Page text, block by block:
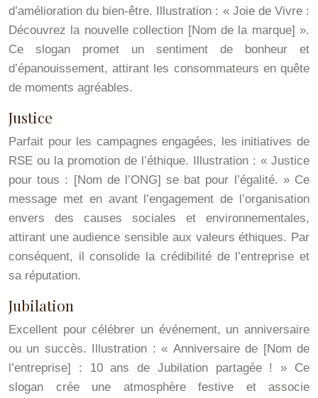
d’amélioration du bien-être. Illustration : « Joie de Vivre :
Découvrez la nouvelle collection [Nom de la marque] ».
Ce slogan promet un sentiment de bonheur et
d’épanouissement, attirant les consommateurs en quête
de moments agréables.
Justice
Parfait pour les campagnes engagées, les initiatives de
RSE ou la promotion de l’éthique. Illustration : « Justice
pour tous : [Nom de l’ONG] se bat pour l’égalité. » Ce
message met en avant l’engagement de l’organisation
envers des causes sociales et environnementales,
attirant une audience sensible aux valeurs éthiques. Par
conséquent, il consolide la crédibilité de l’entreprise et
sa réputation.
Jubilation
Excellent pour célébrer un événement, un anniversaire
ou un succès. Illustration : « Anniversaire de [Nom de
l’entreprise] : 10 ans de Jubilation partagée ! » Ce
slogan crée une atmosphère festive et associe